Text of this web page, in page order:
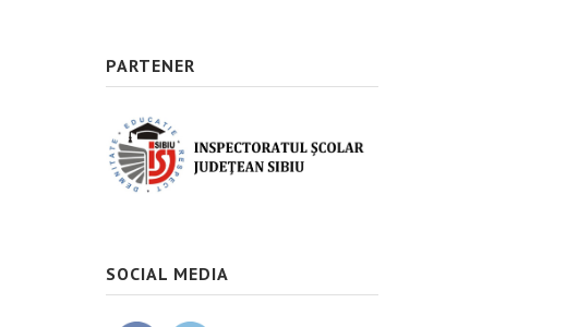
PARTENER
SOCIAL MEDIA